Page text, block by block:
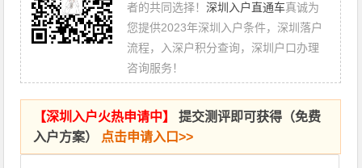
者的共同选择！ 深圳入户直通车真诚为
您提供2023年深圳入户条件，深圳落户
流程，入深户积分查询，深圳户口办理
咨询服务！
【深圳入户火热申请中】
提交测评即可获得（免费
入户方案）
点击申请入口>>